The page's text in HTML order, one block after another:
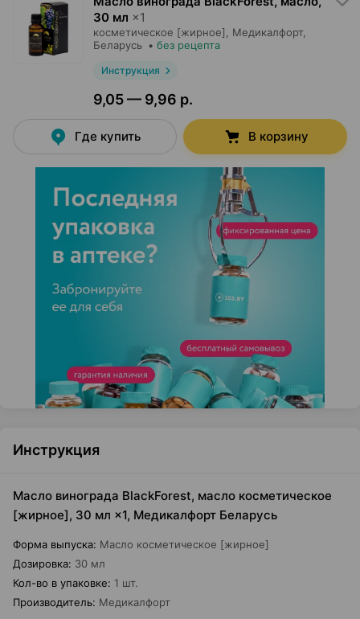
30 мл ×1
косметическое [жирное], Медикалфорт,
Беларусь • без рецепта
Инструкция
9,05 — 9,96 р.
Где купить В корзину
Инструкция
Масло винограда BlackForest, масло косметическое
[жирное], 30 мл ×1, Медикалфорт Беларусь
Форма выпуска: Масло косметическое [жирное]
Дозировка: 30 мл
Кол-во в упаковке: 1 шт.
Производитель: Медикалфорт